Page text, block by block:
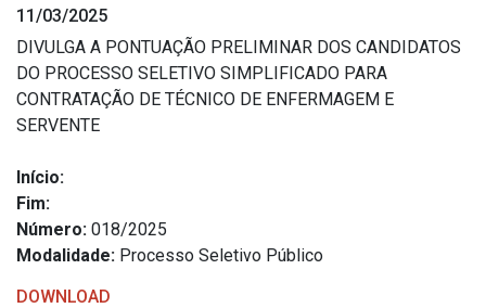
Secretarias
Assistência Social
Educação, Cultura, Desporto e Turismo
Obras
11/03/2025
DIVULGA A PONTUAÇÃO PRELIMINAR DOS CANDIDATOS
DO PROCESSO SELETIVO SIMPLIFICADO PARA
CONTRATAÇÃO DE TÉCNICO DE ENFERMAGEM E
SERVENTE
Início:
Fim:
Número: 018/2025
Modalidade: Processo Seletivo Público
DOWNLOAD